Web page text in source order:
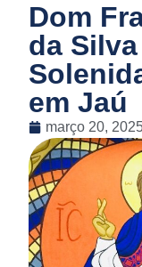
Dom
da
em Jaú
março 20,